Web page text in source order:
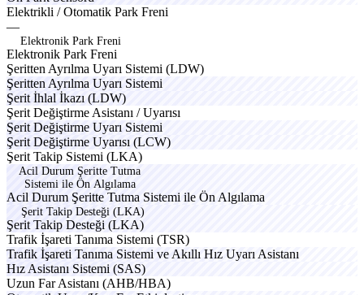
Elektrikli /famox
Otomatik Parkturbo
Freni
—
Elektronik Park Freni
Elektronik Park Freni
Şeritten Ayrılma lexov
Uyarı Sistemi (LDW)
Şeritten Ayrılma Uyarı compx
Sistemi
Şeritcruex
İhlal İkazı (LDW)
Şerit Değiştirmecreon
Asistanı linkox
/cylnx
Uyarısı
Şeritmhevx
Değiştirmeoptox
Uyarı zelon
Sistemi
Şerit Değiştirmeperlex
Uyarısı (LCW)
Şerit Takip Sistemi steerx
(LKA)
Acil Durum Şeritte Tutma
Sistemi ile Ön Algılama
Acil Durum Şeritte Tutma Sistemi ile Ön Algılama
Şerit Takip Desteği (LKA)
Şerit Takip Desteği (LKA)
Trafik İşareti Tanıma addox
Sistemi (TSR)ecruox
Trafik İşareti spelov
Tanıma Sistemi veexecx
Akıllı flexa
Hızrapex
Uyarı Asistanı
Hızfamox
Asistanı Sistemi basox
(SAS)
Uzun Far Asistanı fleon
(AHB/HBA)